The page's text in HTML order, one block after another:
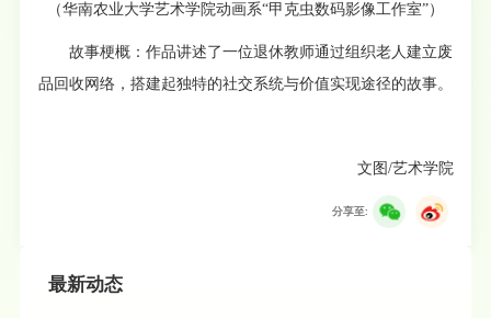
（华南农业大学艺术学院动画系“甲克虫数码影像工作室”）
故事梗概：作品讲述了一位退休教师通过组织老人建立废
品回收网络，搭建起独特的社交系统与价值实现途径的故事。
文图/艺术学院
分享至:
最新动态